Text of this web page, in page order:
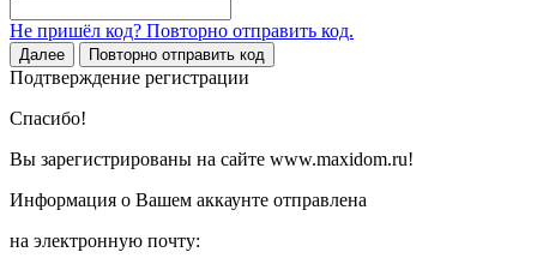
Не пришёл код? Повторно отправить код.
Далее Повторно отправить код
Подтверждение регистрации
Спасибо!
Вы зарегистрированы на сайте www.maxidom.ru!
Информация о Вашем аккаунте отправлена
на электронную почту: